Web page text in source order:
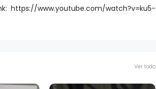
https://www.youtube.com/watch?v=ku5-
Ver todo